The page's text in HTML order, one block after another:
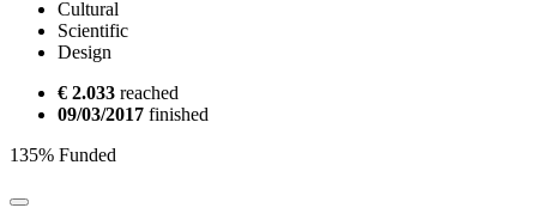
Cultural
Scientific
Design
€ 2.033 reached
09/03/2017 finished
135% Funded